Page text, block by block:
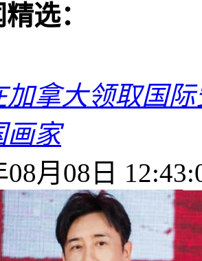
选：
加拿大领取国
画家
08月08日